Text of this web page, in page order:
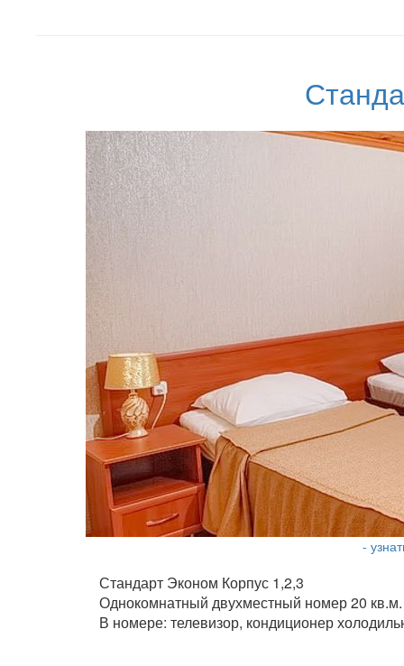
-
Стандарт Эконом Корпус 1,2,3
Однокомнатный двухместный номер 20
В номере: телевизор, кондиционер